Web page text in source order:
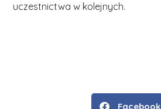
uczestnictwa w kolejnych.
Facebook